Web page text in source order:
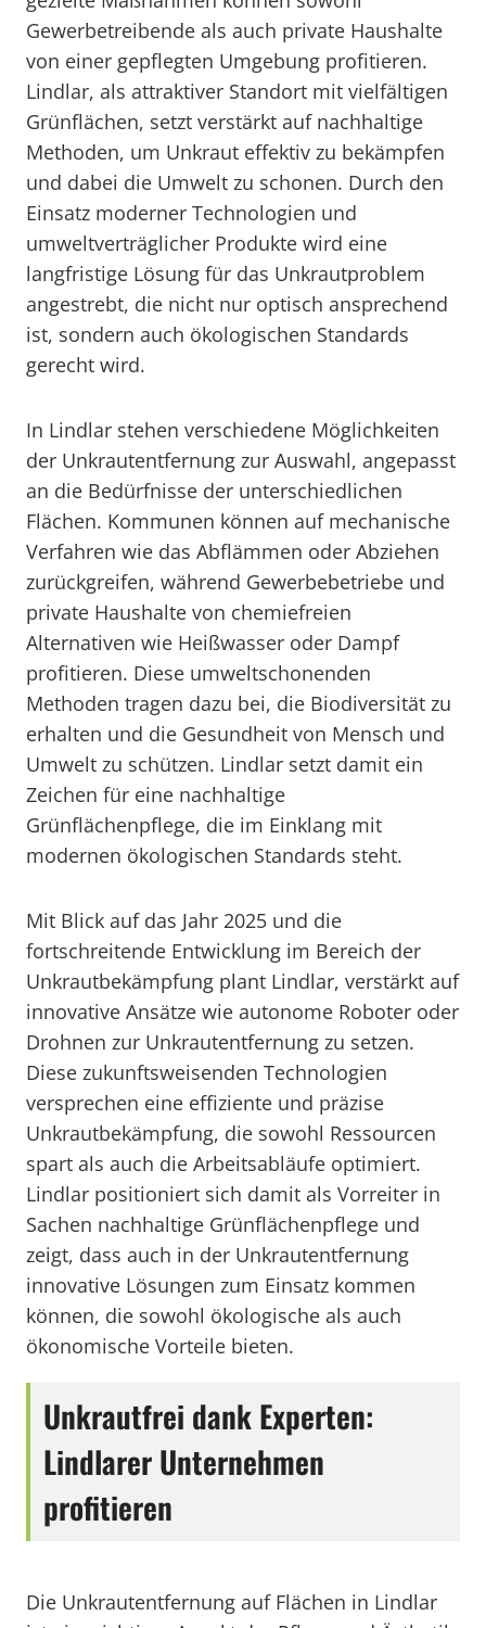
Gewerbetreibende als auch private Haushalte
von einer gepflegten Umgebung profitieren.
Lindlar, als attraktiver Standort mit vielfältigen
Grünflächen, setzt verstärkt auf nachhaltige
Methoden, um Unkraut effektiv zu bekämpfen
und dabei die Umwelt zu schonen. Durch den
Einsatz moderner Technologien und
umweltverträglicher Produkte wird eine
langfristige Lösung für das Unkrautproblem
angestrebt, die nicht nur optisch ansprechend
ist, sondern auch ökologischen Standards
gerecht wird.
In Lindlar stehen verschiedene Möglichkeiten
der Unkrautentfernung zur Auswahl, angepasst
an die Bedürfnisse der unterschiedlichen
Flächen. Kommunen können auf mechanische
Verfahren wie das Abflämmen oder Abziehen
zurückgreifen, während Gewerbebetriebe und
private Haushalte von chemiefreien
Alternativen wie Heißwasser oder Dampf
profitieren. Diese umweltschonenden
Methoden tragen dazu bei, die Biodiversität zu
erhalten und die Gesundheit von Mensch und
Umwelt zu schützen. Lindlar setzt damit ein
Zeichen für eine nachhaltige
Grünflächenpflege, die im Einklang mit
modernen ökologischen Standards steht.
Mit Blick auf das Jahr 2025 und die
fortschreitende Entwicklung im Bereich der
Unkrautbekämpfung plant Lindlar, verstärkt auf
innovative Ansätze wie autonome Roboter oder
Drohnen zur Unkrautentfernung zu setzen.
Diese zukunftsweisenden Technologien
versprechen eine effiziente und präzise
Unkrautbekämpfung, die sowohl Ressourcen
spart als auch die Arbeitsabläufe optimiert.
Lindlar positioniert sich damit als Vorreiter in
Sachen nachhaltige Grünflächenpflege und
zeigt, dass auch in der Unkrautentfernung
innovative Lösungen zum Einsatz kommen
können, die sowohl ökologische als auch
ökonomische Vorteile bieten.
Unkrautfrei dank Experten:
Lindlarer Unternehmen
profitieren
Die Unkrautentfernung auf Flächen in Lindlar